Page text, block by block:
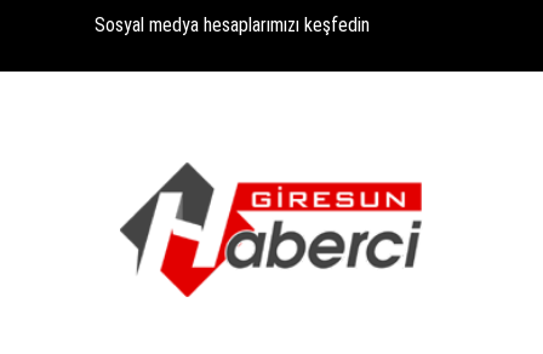
Sosyal medya hesaplarımızı keşfedin